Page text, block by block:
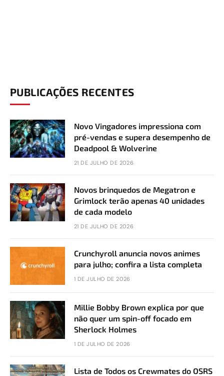
PUBLICAÇÕES RECENTES
Novo Vingadores impressiona com
pré-vendas e supera desempenho de
Deadpool & Wolverine
21 DE JULHO DE 2026
Novos brinquedos de Megatron e
Grimlock terão apenas 40 unidades
de cada modelo
21 DE JULHO DE 2026
Crunchyroll anuncia novos animes
para julho; confira a lista completa
1 DE JULHO DE 2026
Millie Bobby Brown explica por que
não quer um spin-off focado em
Sherlock Holmes
1 DE JULHO DE 2026
Lista de Todos os Crewmates do OSRS